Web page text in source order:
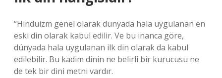
“Hinduizm genel olarak dünyada hala uygulanan en
eski din olarak kabul edilir. Ve bu inanca göre,
dünyada hala uygulanan ilk din olarak da kabul
edilebilir. Bu kadim dinin ne belirli bir kurucusu ne
de tek bir dini metni vardır.